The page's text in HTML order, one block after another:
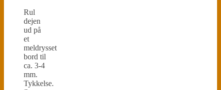
Rul
dejen
ud på
et
meldrysset
bord til
ca. 3-4
mm.
Tykkelse.